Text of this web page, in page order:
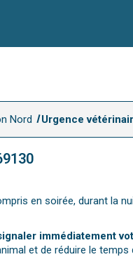
Nord Urgence
en soirée, durant la
immédiatement
et de réduire le